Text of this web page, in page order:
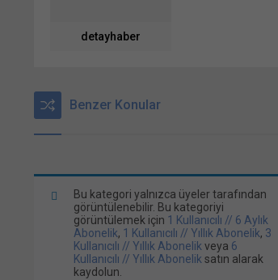
detayhaber
Benzer Konular
Bu kategori yalnızca üyeler tarafından
görüntülenebilir. Bu kategoriyi
görüntülemek için 1 Kullanıcılı // 6 Aylık
Abonelik, 1 Kullanıcılı // Yıllık Abonelik, 3
Kullanıcılı // Yıllık Abonelik veya 6
Kullanıcılı // Yıllık Abonelik satın alarak
kaydolun.